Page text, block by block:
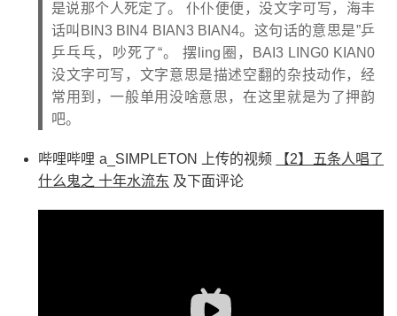
是说那个人死定了。 仆仆便便，没文字可写，海丰
话叫BIN3 BIN4 BIAN3 BIAN4。这句话的意思是”乒
乒乓乓，吵死了“。 摆ling圈，BAI3 LING0 KIAN0
没文字可写，文字意思是描述空翻的杂技动作，经
常用到，一般单用没啥意思，在这里就是为了押韵
吧。
哔哩哔哩 a_SIMPLETON 上传的视频
【2】五条人唱了
什么鬼之 十年水流东 及下面评论